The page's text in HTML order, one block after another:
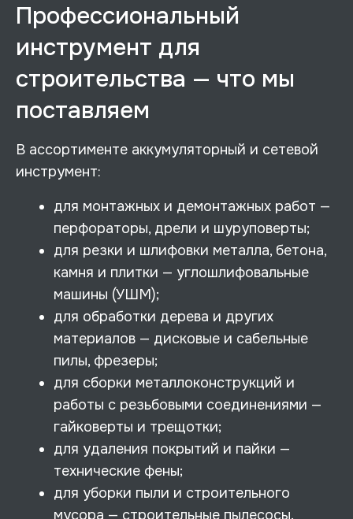
Профессиональный
инструмент для
строительства — что мы
поставляем
В ассортименте аккумуляторный и сетевой
инструмент:
для монтажных и демонтажных работ —
перфораторы, дрели и шуруповерты;
для резки и шлифовки металла, бетона,
камня и плитки — углошлифовальные
машины (УШМ);
для обработки дерева и других
материалов — дисковые и сабельные
пилы, фрезеры;
для сборки металлоконструкций и
работы с резьбовыми соединениями —
гайковерты и трещотки;
для удаления покрытий и пайки —
технические фены;
для уборки пыли и строительного
мусора — строительные пылесосы.